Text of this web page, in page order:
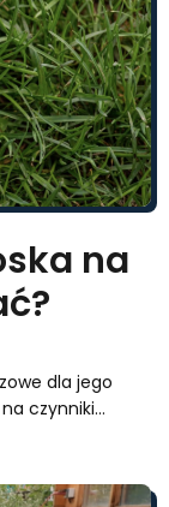
na
dla jego
czynniki…